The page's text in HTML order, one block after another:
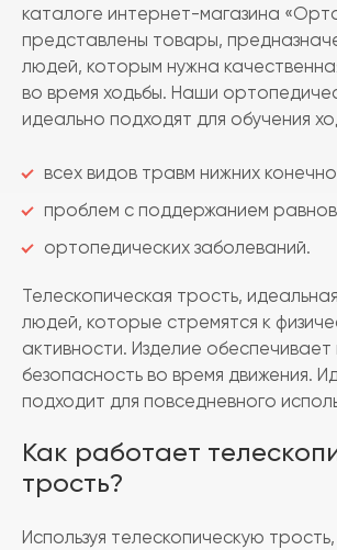
каталоге интернет-магазина
представлены товары,
людей, которым нужна
во время ходьбы. Наши
идеально подходят для обучения
всех видов травм нижних
проблем с поддержанием
ортопедических заболеваний.
Телескопическая трость,
людей, которые стремятся к
активности. Изделие
безопасность во время движения.
подходит для повседневного
Как работает
трость?
Используя телескопическую